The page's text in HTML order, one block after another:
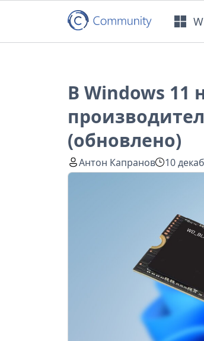
В Windows 11
(обновлено)
Антон Капранов 10